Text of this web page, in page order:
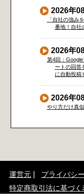
2026年
「自社の強み
番地！自社
2026年
第4回：
ートの回答
に自動投稿
2026年
やり方だけ真
運営元
プライバシ
特定商取引法に基づく